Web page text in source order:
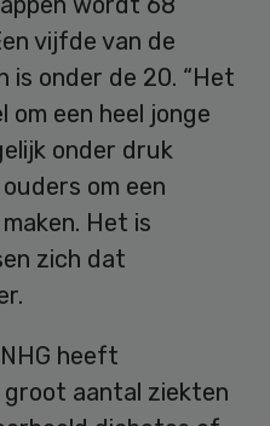
vijfde van de
is onder de 20. “Het
om een heel jonge
onder druk
om een
Het is
zich dat
heeft
aantal ziekten